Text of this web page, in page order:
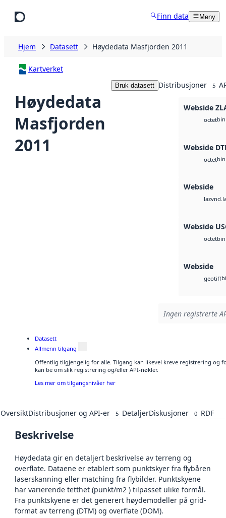
Finn data Meny
Hjem Datasett Høydedata Masfjorden 2011
Kartverket
Høydedata
Masfjorden
2011
Bruk datasett Distribusjoner 5
Webside
octetbin
Webside
octetbin
Webside
laz
Webside
octetbin
Webside
geotiff
Ingen registrerte
Datasett
Allmenn tilgang
Offentlig tilgjengelig for alle. Tilgang kan likevel kreve registrering og
kan be om slik registrering og/eller API-nøkler.
Les mer om tilgangsnivåer her
OversiktDistribusjoner og API-er 5 DetaljerDiskusjoner 0 RDF
Beskrivelse
Høydedata gir en detaljert beskrivelse av terreng og
overflate. Dataene er etablert som punktskyer fra flybåren
laserskanning eller matching fra flybilder. Punktskyene
har varierende tetthet (punkt/m2 ) tilpasset ulike formål.
Fra punktskyene er det generert høydemodeller på grid-
format av terreng (DTM) og overflate (DOM).